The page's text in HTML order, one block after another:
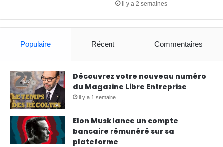
il y a 2 semaines
Populaire Récent Commentaires
Découvrez votre nouveau numéro
du Magazine Libre Entreprise
il y a 1 semaine
Elon Musk lance un compte
bancaire rémunéré sur sa
plateforme